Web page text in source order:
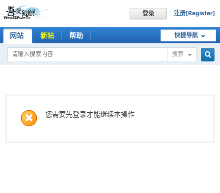
登录 注册[Register]
快捷导航
网站 新帖 帮助
搜索
您需要先登录才能继续本操作